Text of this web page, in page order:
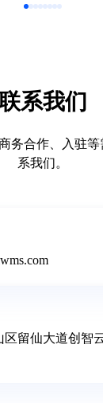
系我们
务合作、入驻
系我们。
区留仙⼤道创智